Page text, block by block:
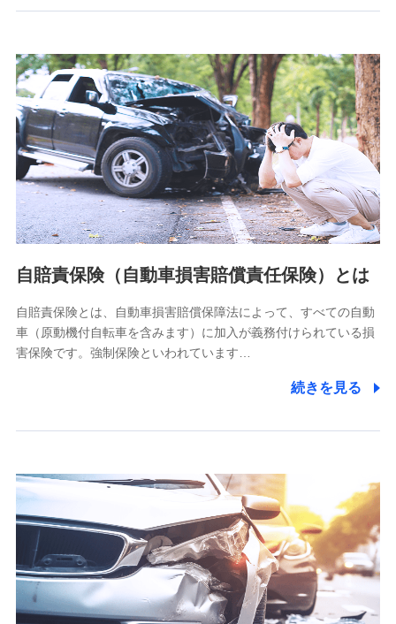
をお送りするため
分析するため
当社の対応品質向上やお問い合わせ内容の正確な把握のため
個人情報保護管理者の職名、連絡先
株式会社ドコモ・インシュアランス 営業部長
〒103-0013 東京都中央区日本橋人形町2-14-10 アーバン
ネット日本橋ビル 3F
株式会社ドコモ・インシュアランス
個人情報の第三者提供について
除き、第三者に提供いたしません。
業務の委託
当社は利用目的の達成に必要な範囲内において個人情報の取
【共同して利用される利用データの項目】
当社又は株式会社NTTドコモがサービス提供等を通じて取得
した、以下の情報などの個人データ
基本情報
氏名、電話番号、メールアドレス、お客さまの識別子、
属性、連絡先、dポイントサービスのご利用に関する情
自賠責保険（自動車損害賠償責任保険）とは
自賠責保険とは、自動車損害賠償保障法によって、すべての自動
車（原動機付自転車を含みます）に加入が義務付けられている損
害保険です。強制保険といわれています…
続きを見る